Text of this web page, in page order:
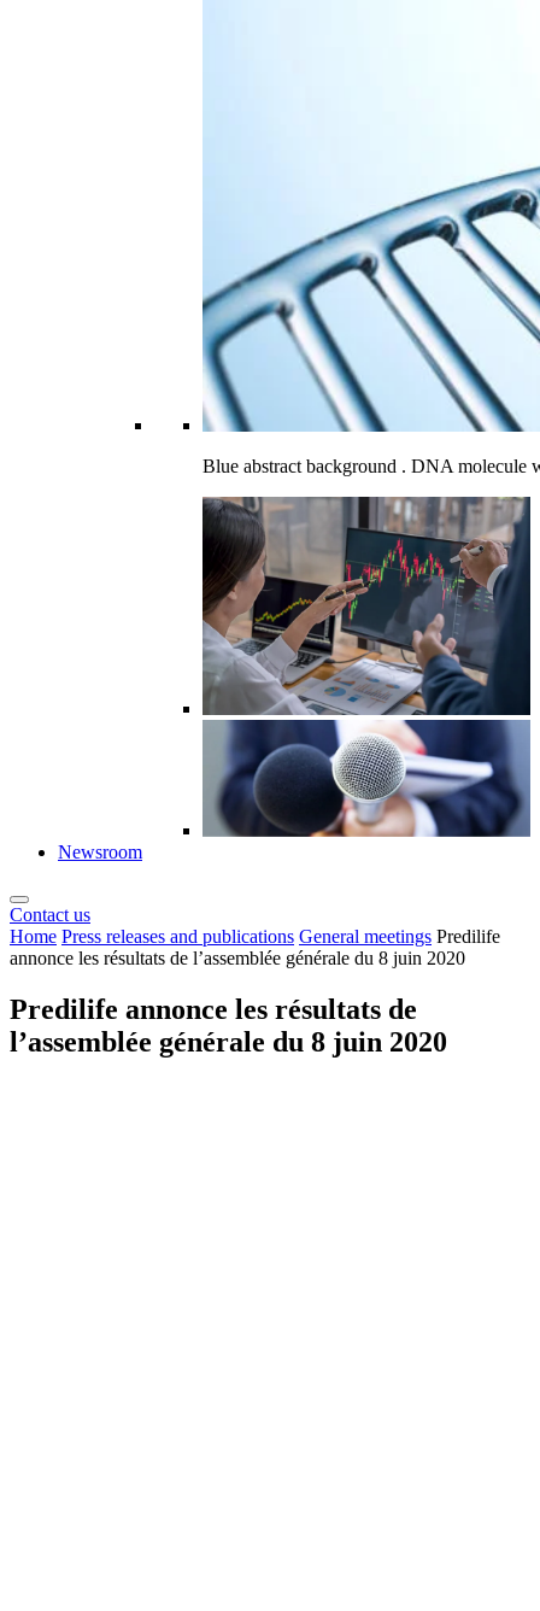
Blue abstract background . DNA molecule
Newsroom
Contact us
Home Press releases and publications General meetings Predilife
annonce les résultats de l’assemblée générale du 8 juin 2020
Predilife annonce les résultats de
l’assemblée générale du 8 juin 2020